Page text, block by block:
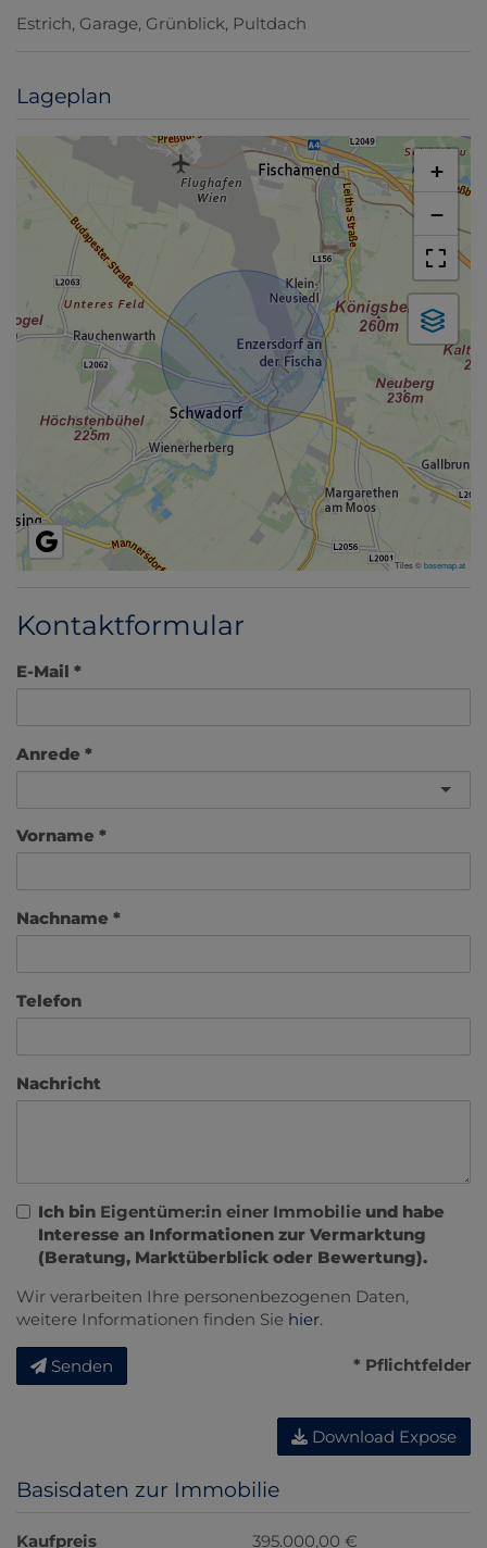
Estrich Garage Grünblick Pultdach
Lageplan
+
−
Tiles ©basemap.at
Kontaktformular
E-Mail
Anrede
Vorname
Nachname
Telefon
Nachricht
Ich bin Eigentümer:in einer Immobilie und habe
Interesse an Informationen zur Vermarktung
(Beratung, Marktüberblick oder Bewertung).
Wir verarbeiten Ihre personenbezogenen Daten,
weitere Informationen finden Sie hier.
Senden * Pflichtfelder
Download Expose
Basisdaten zur Immobilie
Kaufpreis 395.000,00 €